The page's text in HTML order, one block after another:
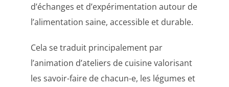
d’échanges et d’expérimentation autour de
l’alimentation saine, accessible et durable.
Cela se traduit principalement par
l’animation d’ateliers de cuisine valorisant
les savoir-faire de chacun-e, les légumes et